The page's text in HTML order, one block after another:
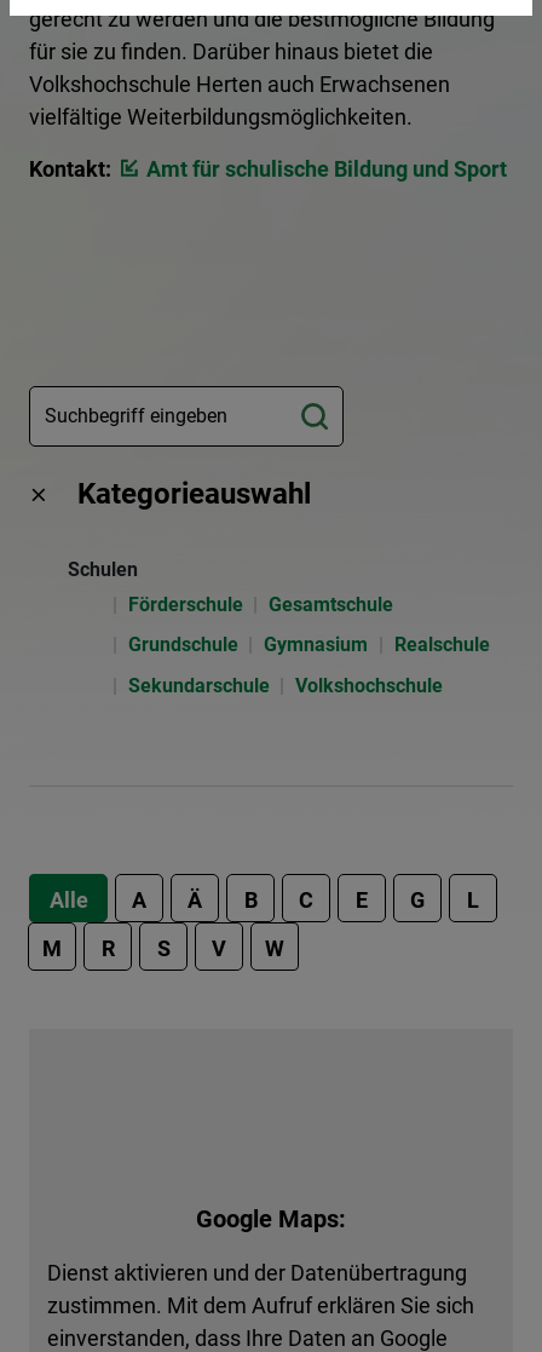
gerecht zu werden und die bestmögliche Bildung
für sie zu finden. Darüber hinaus bietet die
Volkshochschule Herten auch Erwachsenen
vielfältige Weiterbildungsmöglichkeiten.
Kontakt: Amt für schulische Bildung und Sport
Kategorieauswahl
Schulen
Förderschule
Gesamtschule
Grundschule
Gymnasium
Realschule
Sekundarschule
Volkshochschule
Alle A Ä B C E G
L
M
R S V W
Google Maps:
Dienst aktivieren und der Datenübertragung
zustimmen. Mit dem Aufruf erklären Sie sich
einverstanden, dass Ihre Daten an Google